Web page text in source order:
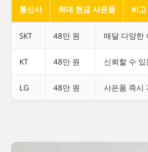
통신사 최대 현금 사은품 비고
SKT 48만 원 매달 다양한
KT 48만 원 신뢰할 수
LG 48만 원 사은품 즉시